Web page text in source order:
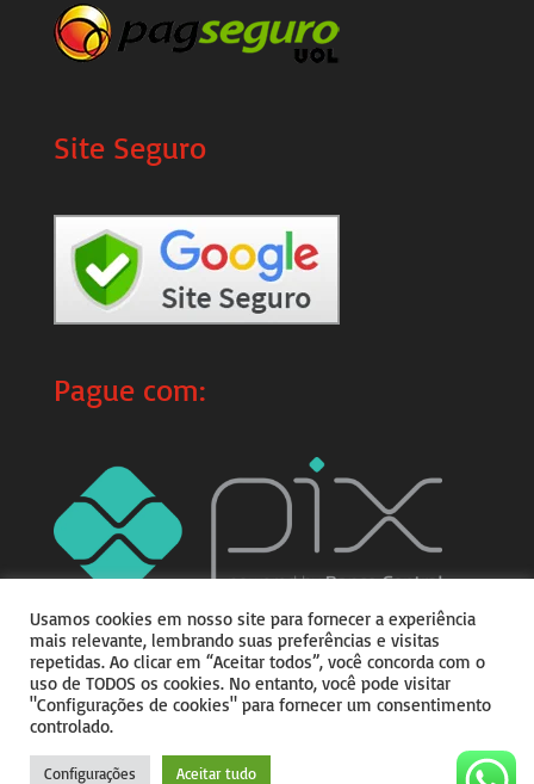
Site Seguro
Pague com:
Jeitim
Desenvolvido por
Usamos cookies em nosso site para fornecer a experiência
mais relevante, lembrando suas preferências e visitas
repetidas. Ao clicar em “Aceitar todos”, você concorda com o
uso de TODOS os cookies. No entanto, você pode visitar
"Configurações de cookies" para fornecer um consentimento
controlado.
Configurações Aceitar tudo